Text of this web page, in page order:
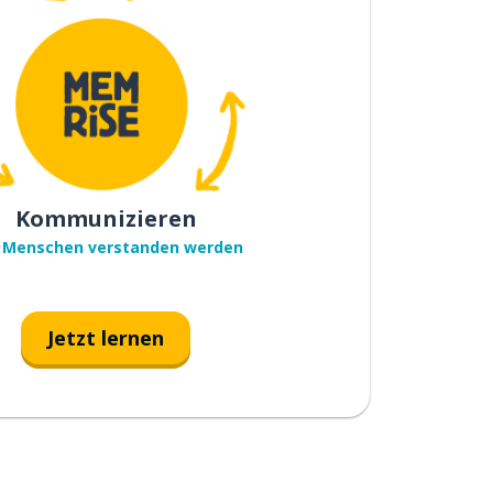
Kommunizieren
Menschen verstanden werden
Jetzt lernen